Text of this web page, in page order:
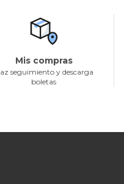
Mis compras
seguimiento y descarga
boletas